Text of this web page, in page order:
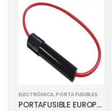
ELECTRÓNICA,PORTA FUSIBLES
PORTAFUSIBLE EUROPEO AEREO